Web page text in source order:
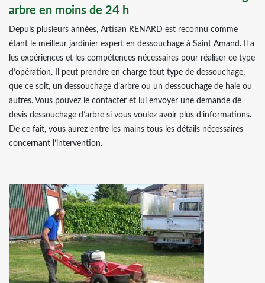
arbre en moins de 24 h
Depuis plusieurs années, Artisan RENARD est reconnu comme
étant le meilleur jardinier expert en dessouchage à Saint Amand. Il a
les expériences et les compétences nécessaires pour réaliser ce type
d’opération. Il peut prendre en charge tout type de dessouchage,
que ce soit, un dessouchage d’arbre ou un dessouchage de haie ou
autres. Vous pouvez le contacter et lui envoyer une demande de
devis dessouchage d’arbre si vous voulez avoir plus d’informations.
De ce fait, vous aurez entre les mains tous les détails nécessaires
concernant l’intervention.